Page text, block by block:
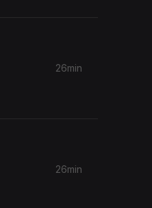
26min
26min